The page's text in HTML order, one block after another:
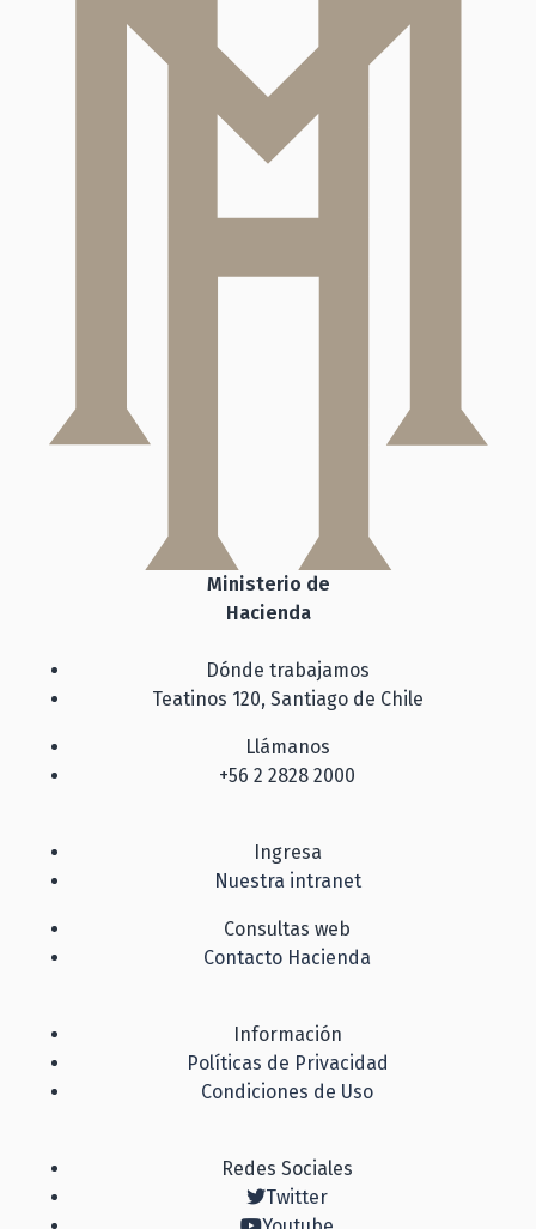
Ministerio de
Hacienda
Dónde trabajamos
Teatinos 120, Santiago de Chile
Llámanos
+56 2 2828 2000
Ingresa
Nuestra intranet
Consultas web
Contacto Hacienda
Información
Políticas de Privacidad
Condiciones de Uso
Redes Sociales
Twitter